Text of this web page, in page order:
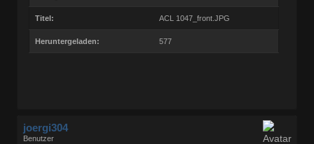
Titel: ACL 1047_front.JPG
Heruntergeladen: 577
joergi304
Benutzer